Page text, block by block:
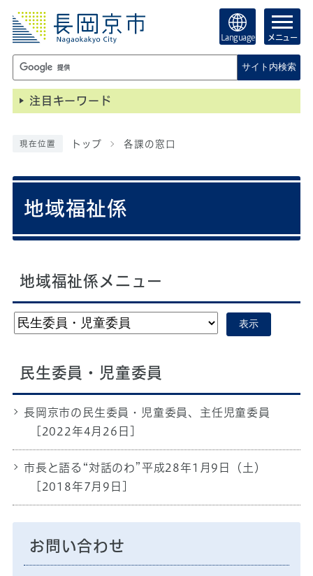
Language メニュー
サイト内検索
注目キーワード
現在位置 トップ 各課の窓口
地域福祉係
地域福祉係メニュー
表示
民生委員・児童委員
長岡京市の民生委員・児童委員、主任児童委員
[2022年4月26日]
市長と語る“対話のわ”平成28年1月9日（土）
[2018年7月9日]
お問い合わせ